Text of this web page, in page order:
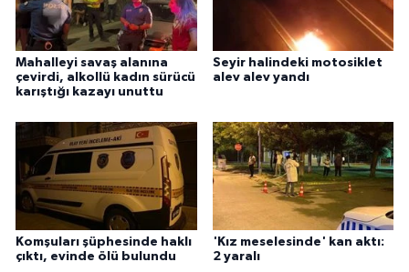
Mahalleyi savaş alanına
çevirdi, alkollü kadın sürücü
karıştığı kazayı unuttu
Seyir halindeki motosiklet
alev alev yandı
Komşuları şüphesinde haklı
çıktı, evinde ölü bulundu
'Kız meselesinde' kan aktı:
2 yaralı